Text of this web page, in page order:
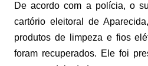
De acordo com a polícia, o
cartório eleitoral de
produtos de limpeza e fios
foram recuperados. Ele foi